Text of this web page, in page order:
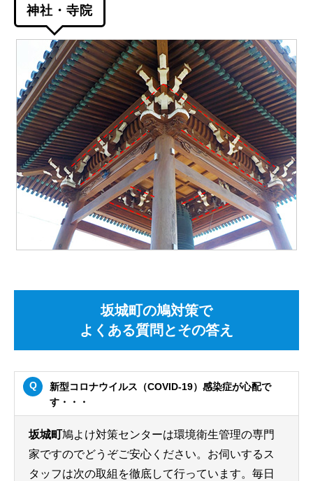
神社・寺院
坂城町の鳩対策で
よくある質問とその答え
新型コロナウイルス（COVID-19）感染症が心配で
す・・・
坂城町鳩よけ対策センターは環境衛生管理の専門
家ですのでどうぞご安心ください。お伺いするス
タッフは次の取組を徹底して行っています。毎日